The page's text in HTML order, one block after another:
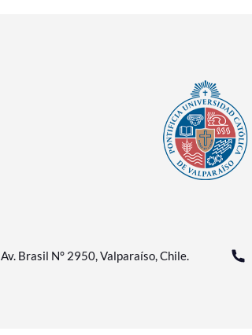
Av. Brasil N° 2950, Valparaíso, Chile.